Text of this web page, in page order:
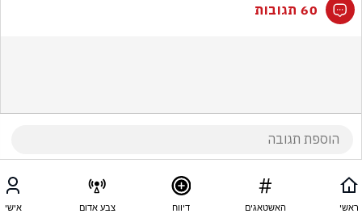
60 תגובות
ראשי האשטאגים דיווח צבע אדום אישי